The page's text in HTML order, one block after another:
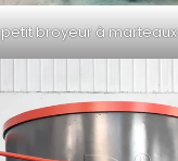
petit broyeur à marteaux